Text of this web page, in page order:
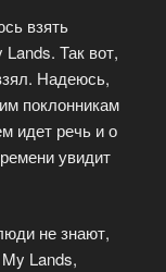
взять
Так вот,
Надеюсь,
поклонникам
идет речь и о
увидит
не знают,
Lands,